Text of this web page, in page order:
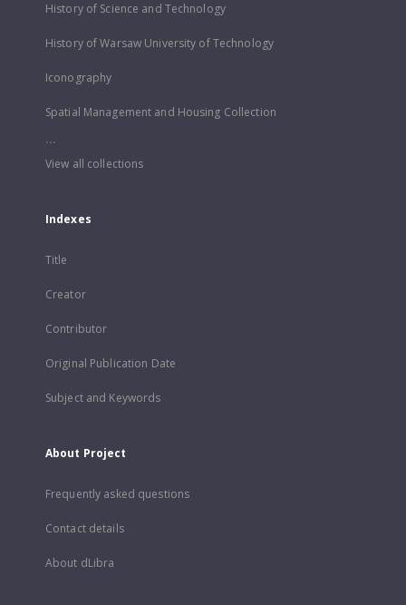
History of Science and Technology
History of Warsaw University of Technology
Iconography
Spatial Management and Housing Collection
...
View all collections
Indexes
Title
Creator
Contributor
Original Publication Date
Subject and Keywords
About Project
Frequently asked questions
Contact details
About dLibra